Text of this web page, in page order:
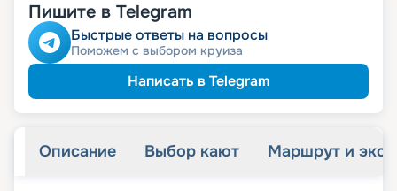
Пишите в Telegram
Быстрые ответы на вопросы
Поможем с выбором круиза
Написать в Telegram
Описание Выбор кают Маршрут и